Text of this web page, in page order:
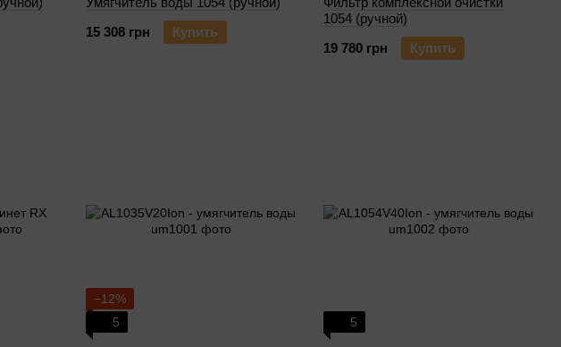
15 308 грн
Купить
1054 (ручной)
19 780 грн
Купить
−12%
5
5